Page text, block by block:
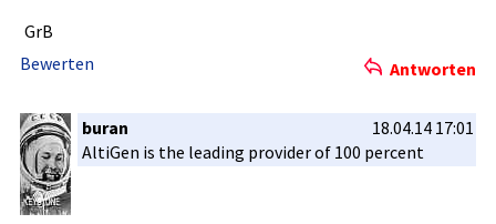
GrB
Bewerten
Antworten
buran
18.04.14 17:01
AltiGen is the leading provider of 100 percent